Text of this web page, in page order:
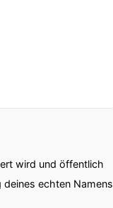
wird und öffentlich
echten Namens